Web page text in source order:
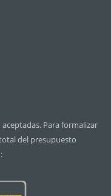
Para formalizar
del presupuesto